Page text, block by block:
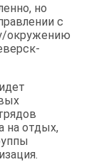
но
с
окружению
на отдых,